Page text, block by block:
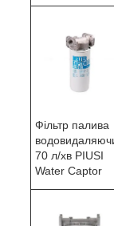
Фільтр палива
70 л/хв PIUSI
Water Сaptor